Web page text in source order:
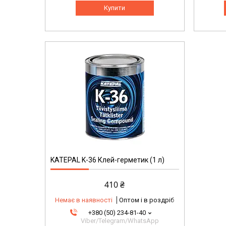
Купити
KATEPAL K-36 Клей-герметик (1 л)
410 ₴
Немає в наявності
Оптом і в роздріб
+380 (50) 234-81-40
Viber/Telegram/WhatsApp